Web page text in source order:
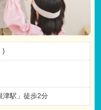
)
津駅」徒歩2分